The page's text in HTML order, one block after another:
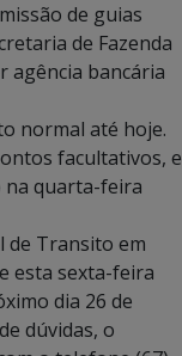
de guias
de Fazenda
agência bancária
normal até hoje.
facultativos, e
na quarta-feira
de Transito em
esta sexta-feira
dia 26 de
dúvidas, o